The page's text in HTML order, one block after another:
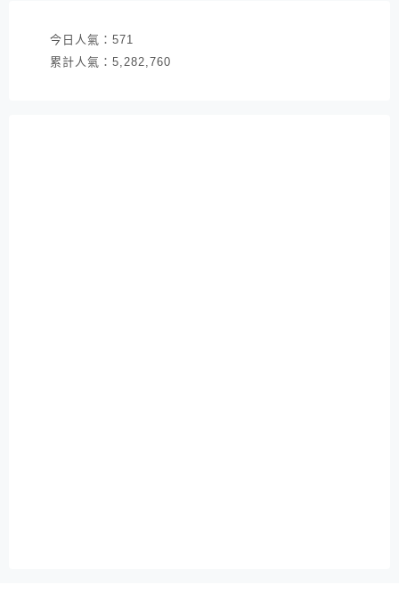
今日人氣： 571
累計人氣： 5,282,760